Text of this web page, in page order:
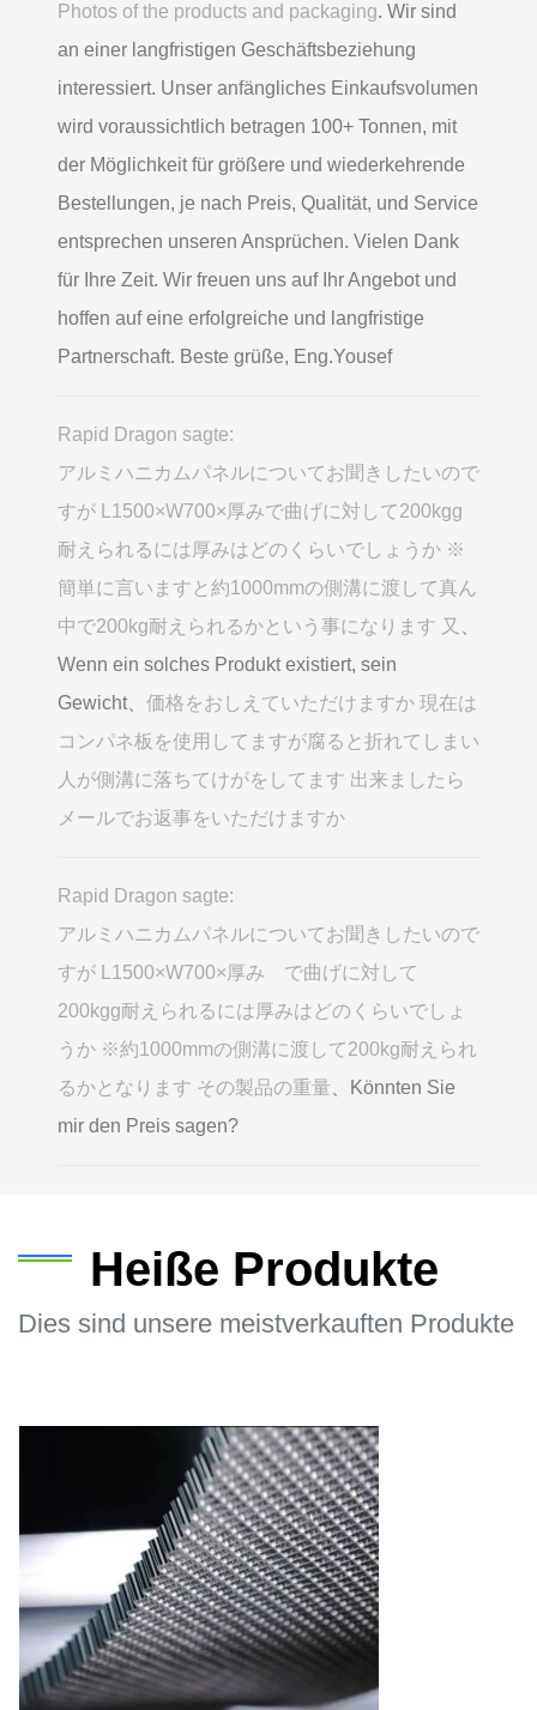
Photos of the products and packaging. Wir sind
an einer langfristigen Geschäftsbeziehung
interessiert. Unser anfängliches Einkaufsvolumen
wird voraussichtlich betragen 100+ Tonnen, mit
der Möglichkeit für größere und wiederkehrende
Bestellungen, je nach Preis, Qualität, und Service
entsprechen unseren Ansprüchen. Vielen Dank
für Ihre Zeit. Wir freuen uns auf Ihr Angebot und
hoffen auf eine erfolgreiche und langfristige
Partnerschaft. Beste grüße, Eng.Yousef
Rapid Dragon sagte:
アルミハニカムパネルについてお聞きしたいので
すが L1500×W700×厚みで曲げに対して200kgg
耐えられるには厚みはどのくらいでしょうか ※
簡単に言いますと約1000mmの側溝に渡して真ん
中で200kg耐えられるかという事になります 又
Wenn ein solches Produkt existiert, sein
Gewicht、 価格をおしえていただけますか 現在は
コンパネ板を使用してますが腐ると折れてしまい
人が側溝に落ちてけがをしてます 出来ましたら
メールでお返事をいただけますか
Rapid Dragon sagte:
アルミハニカムパネルについてお聞きしたいので
すが L1500×W700×厚み で曲げに対して
200kgg耐えられるには厚みはどのくらいでしょ
うか ※約1000mmの側溝に渡して200kg耐えられ
るかとなります その製品の重量 、Könnten Sie
mir den Preis sagen?
Heiße Produkte
Dies sind unsere meistverkauften Produkte